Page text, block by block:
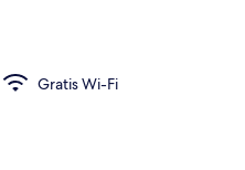
Gratis Wi-Fi